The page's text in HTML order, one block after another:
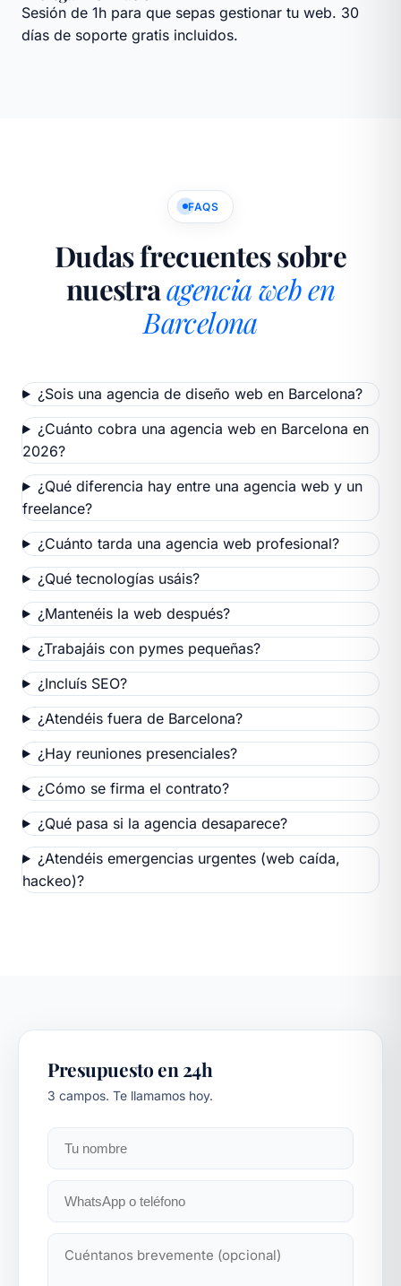
Sesión de 1h para que sepas gestionar tu web. 30
días de soporte gratis incluidos.
FAQS
Dudas frecuentes sobre
nuestraagencia web en
Barcelona
¿Sois una agencia de diseño web en Barcelona?
¿Cuánto cobra una agencia web en Barcelona en
2026?
¿Qué diferencia hay entre una agencia web y un
freelance?
¿Cuánto tarda una agencia web profesional?
¿Qué tecnologías usáis?
¿Mantenéis la web después?
¿Trabajáis con pymes pequeñas?
¿Incluís SEO?
¿Atendéis fuera de Barcelona?
¿Hay reuniones presenciales?
¿Cómo se firma el contrato?
¿Qué pasa si la agencia desaparece?
¿Atendéis emergencias urgentes (web caída,
hackeo)?
Presupuesto en 24h
3 campos. Te llamamos hoy.